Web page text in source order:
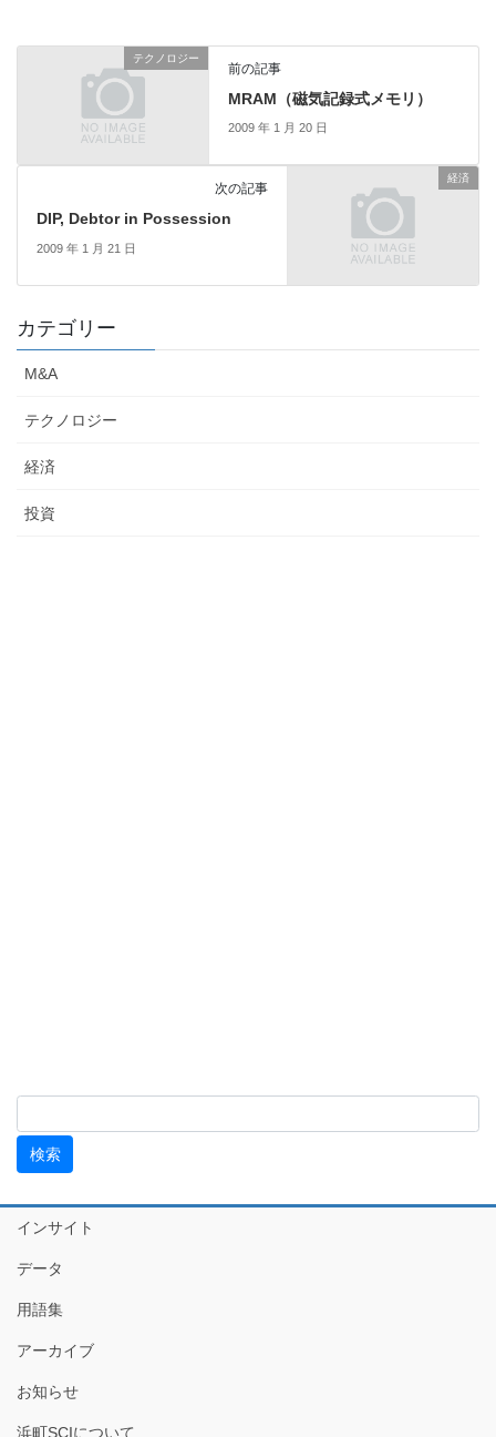
テクノロジー
前の記事
MRAM（磁気記録式メモリ）
2009 年 1 月 20 日
経済
次の記事
DIP, Debtor in Possession
2009 年 1 月 21 日
カテゴリー
M&A
テクノロジー
経済
投資
インサイト
データ
用語集
アーカイブ
お知らせ
浜町SCIについて